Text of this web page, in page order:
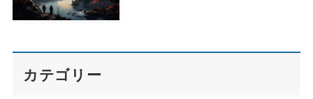
カテゴリー